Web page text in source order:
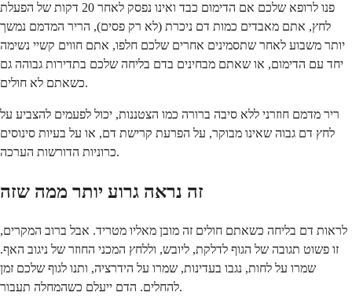
פנו לרופא שלכם אם הדימום כבד ואינו נפסק לאחר 20 דקות של הפעלת
לחץ, אתם מאבדים כמות דם ניכרת (לא רק פסים), הריר המדמם נמשך
יותר משבוע לאחר שתסמינים אחרים שלכם חלפו, אתם חווים קשיי נשימה
יחד עם הדימום, או שאתם מבחינים בדם בליחה שלכם בתדירות גבוהה גם
כשאתם לא חולים.
ריר מדמם חוזרני ללא סיבה ברורה כמו הצטננות, יכול לפעמים להצביע על
לחץ דם גבוה שאינו מבוקר, על הפרעת קרישת דם, או על בעיות סינוסים
כרוניות הדורשות הערכה.
זה נראה גרוע יותר ממה שזה
לראות דם בליחה כשאתם חולים זה מובן מאליו מטריד. אבל ברוב המקרים,
זו פשוט תגובה של הגוף לדלקת, ליובש, וללחץ המכני החוזר של ניגוב האף.
שמרו על לחות, נגבו בעדינות, שמרו על הידרציה, ותנו לגוף שלכם זמן
להחלים. הדם ייעלם כשהמחלה תעבור.